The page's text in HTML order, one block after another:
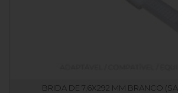
BRIDA DE 7,6X292 MM BRANCO